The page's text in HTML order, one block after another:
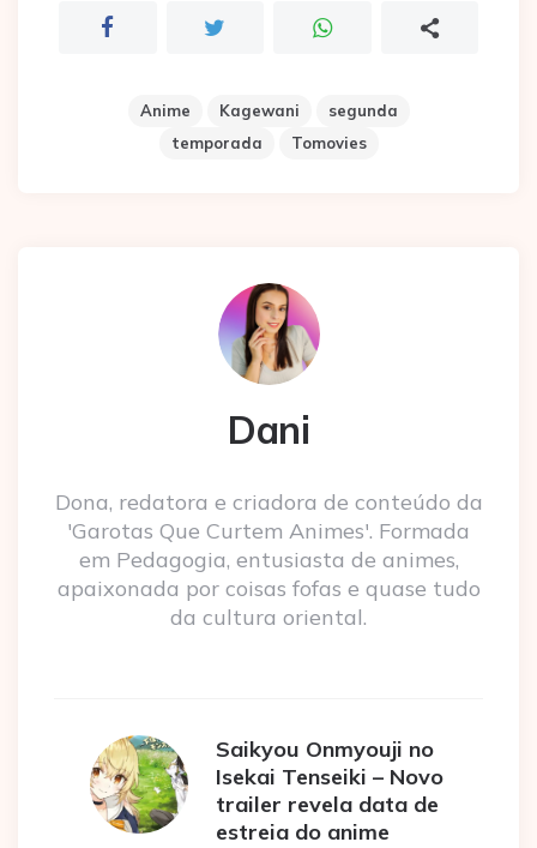
Anime Kagewani
segunda
temporada
Tomovies
Dani
Dona, redatora e criadora de conteúdo da
'Garotas Que Curtem Animes'. Formada
em Pedagogia, entusiasta de animes,
apaixonada por coisas fofas e quase tudo
da cultura oriental.
Saikyou Onmyouji no
Isekai Tenseiki – Novo
trailer revela data de
estreia do anime